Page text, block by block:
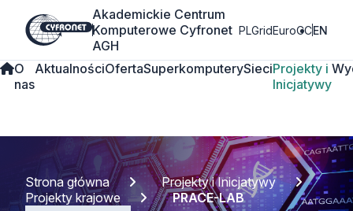
Akademickie Centrum
Komputerowe Cyfronet
AGH
PLGridEuroCCEN
O
nas
AktualnościOfertaSuperkomputerySieciProjekty i
Inicjatywy
Strona główna
Projekty i Inicjatywy
Projekty krajowe
PRACE-LAB